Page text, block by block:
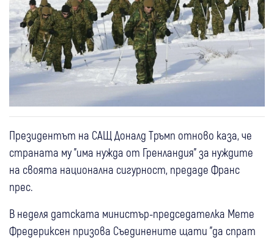
Президентът на САЩ Доналд Тръмп отново каза, че
страната му "има нужда от Гренландия" за нуждите
на своята национална сигурност, предаде Франс
прес.
В неделя датската министър-председателка Мете
Фредериксен призова Съединените щати "да спрат